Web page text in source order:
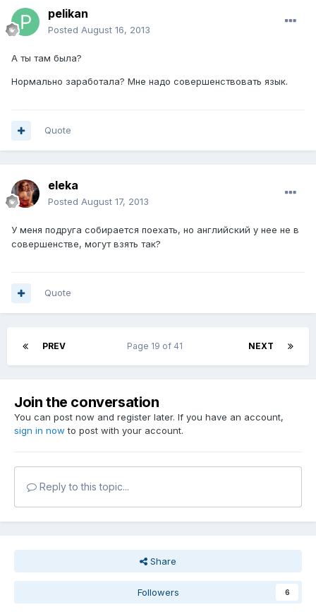
pelikan
Posted August 16, 2013
А ты там была?
Нормально заработала? Мне надо совершенствовать язык.
Quote
eleka
Posted August 17, 2013
У меня подруга собирается поехать, но английский у нее не в
совершенстве, могут взять так?
Quote
PREV NEXT
Page 19 of 41
Join the conversation
You can post now and register later. If you have an account,
sign in now to post with your account.
Reply to this topic...
Share
Followers 6